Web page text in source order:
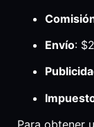
Envío: